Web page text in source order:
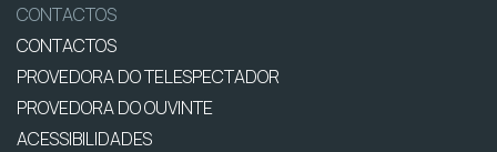
CONTACTOS
CONTACTOS
PROVEDORA DO TELESPECTADOR
PROVEDORA DO OUVINTE
ACESSIBILIDADES